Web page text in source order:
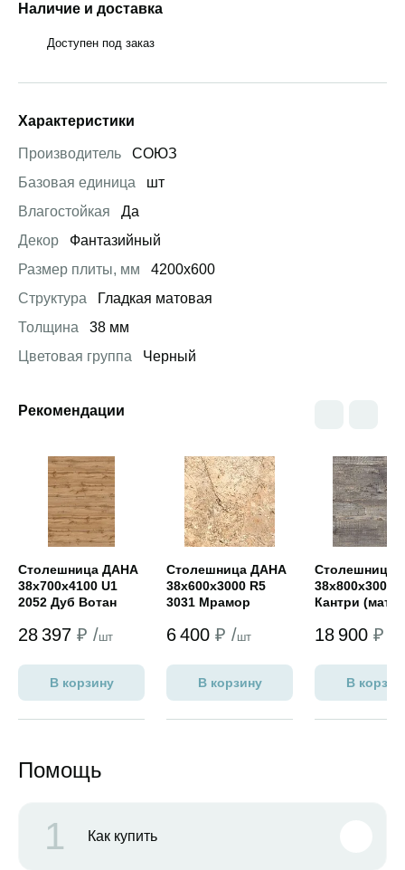
Наличие и доставка
Доступен под заказ
Характеристики
Производитель
СОЮЗ
Базовая единица
шт
Влагостойкая
Да
Декор
Фантазийный
Размер плиты, мм
4200х600
Структура
Гладкая матовая
Толщина
38 мм
Цветовая группа
Черный
Рекомендации
Столешница ДАНА
38х700х4100 U1
2052 Дуб Вотан
28 397 ₽ /шт
В корзину
Столешница ДАНА
38х600х3000 R5
3031 Мрамор
6 400 ₽ /шт
В корзину
Столешница
38х800х3000
Кантри (мат)
18 900 ₽ /
В
Помощь
1 Как купить